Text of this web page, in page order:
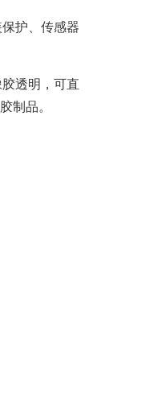
护、传感器
透明，可直
制品。